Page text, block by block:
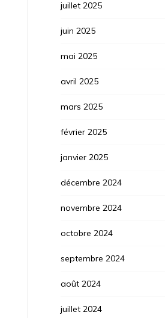
juillet 2025
juin 2025
mai 2025
avril 2025
mars 2025
février 2025
janvier 2025
décembre 2024
novembre 2024
octobre 2024
septembre 2024
août 2024
juillet 2024